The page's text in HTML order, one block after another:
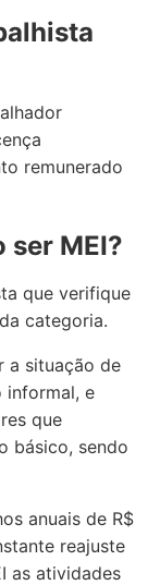
remunerado
ser MEI?
que verifique
categoria.
a situação de
informal, e
que
básico, sendo
anuais de R$
reajuste
as atividades